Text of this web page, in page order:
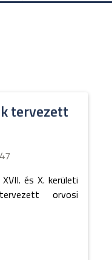
tervezett
és X. kerületi
orvosi